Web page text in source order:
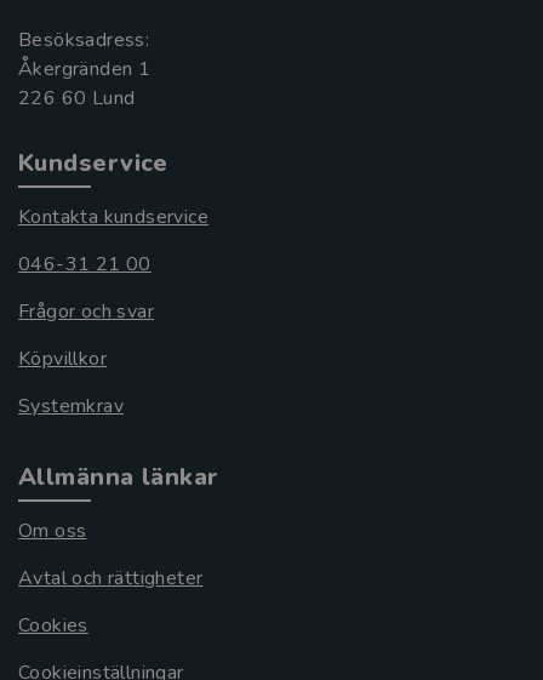
Besöksadress:
Åkergränden 1
Kundservice
Kontakta kundservice
046-31 21 00
Frågor och svar
Köpvillkor
Systemkrav
Allmänna länkar
Om oss
Avtal och rättigheter
Cookies
Cookieinställningar